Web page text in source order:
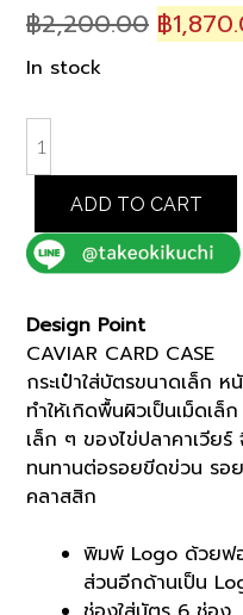
฿2,200.00 Original
฿
In stock
CAVIAR
CASE
(K8103997)
quantity
ADD TO CART
Design Point
CAVIAR CARD CASE
กระเป๋าใส่บัตรขนาดเล็ก
ทำให้เกิดพื้นผิวเป็นเม็ดเ
เล็ก ๆ ของไข่ปลาคาเวีย
ทนทานต่อรอยขีดข่วน รอ
คลาสสิก
พิมพ์ Logo ด้วยฟอ
ส่วนอีกด้านเป็น